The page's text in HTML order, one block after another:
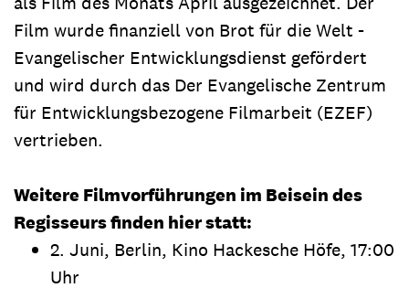
Film wurde finanziell von Brot für die Welt -
Evangelischer Entwicklungsdienst gefördert
und wird durch das Der Evangelische Zentrum
für Entwicklungsbezogene Filmarbeit (EZEF)
vertrieben.
Weitere Filmvorführungen im Beisein des
Regisseurs finden hier statt:
2. Juni, Berlin, Kino Hackesche Höfe, 17:00
Uhr